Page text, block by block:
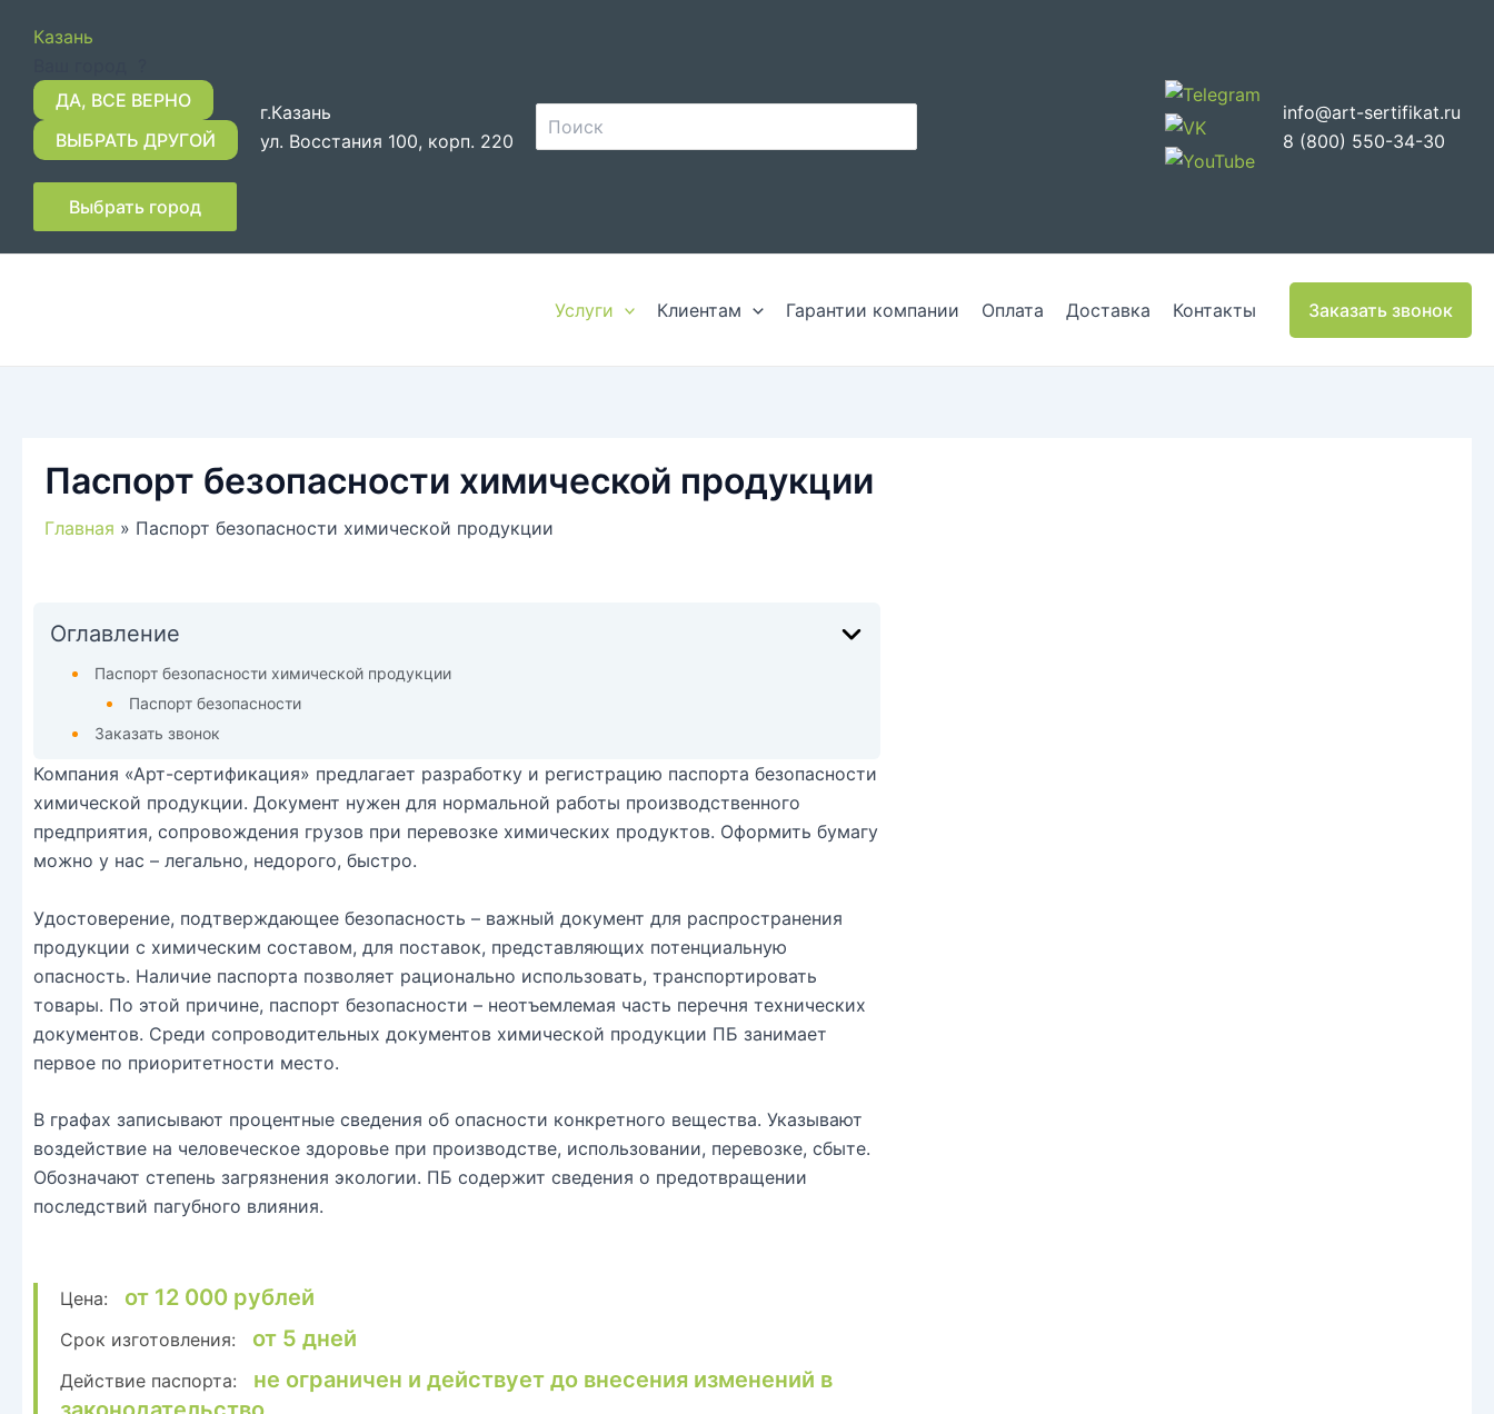
Казань
Выбрать город
г.Казань
ул. Восстания 100, корп. 220
Поиск:
info@art-sertifikat.ru
8 (800) 550-34-30
Услуги Клиентам Гарантии компании Оплата Доставка Контакты Заказать звонок
Паспорт безопасности химической продукции
Главная Паспорт безопасности химической продукции
Оглавление
Паспорт безопасности химической продукции
Паспорт безопасности
Заказать звонок
Компания «Арт-сертификация» предлагает разработку и регистрацию паспорта безопасности
химической продукции. Документ нужен для нормальной работы производственного
предприятия, сопровождения грузов при перевозке химических продуктов. Оформить бумагу
можно у нас – легально, недорого, быстро.
Удостоверение, подтверждающее безопасность – важный документ для распространения
продукции с химическим составом, для поставок, представляющих потенциальную
опасность. Наличие паспорта позволяет рационально использовать, транспортировать
товары. По этой причине, паспорт безопасности – неотъемлемая часть перечня технических
документов. Среди сопроводительных документов химической продукции ПБ занимает
первое по приоритетности место.
В графах записывают процентные сведения об опасности конкретного вещества. Указывают
воздействие на человеческое здоровье при производстве, использовании, перевозке, сбыте.
Обозначают степень загрязнения экологии. ПБ содержит сведения о предотвращении
последствий пагубного влияния.
Цена: от 12 000 рублей
Срок изготовления: от 5 дней
Действие паспорта:
не ограничен и действует до внесения изменений в